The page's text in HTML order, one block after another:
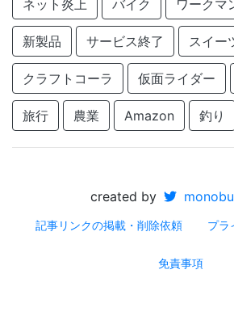
ネット炎上 バイク ワークマ
新製品 サービス終了 スイー
クラフトコーラ 仮面ライダー
旅行 農業 Amazon 釣り
created by
記事リンクの掲載・削除依頼 プラ
免責事項